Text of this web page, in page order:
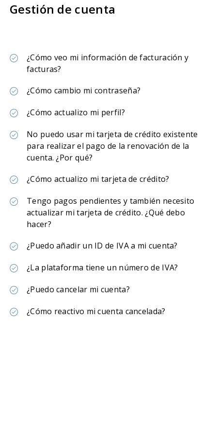
Gestión de cuenta
¿Cómo veo mi información de facturación y
facturas?
¿Cómo cambio mi contraseña?
¿Cómo actualizo mi perfil?
No puedo usar mi tarjeta de crédito existente
para realizar el pago de la renovación de la
cuenta. ¿Por qué?
¿Cómo actualizo mi tarjeta de crédito?
Tengo pagos pendientes y también necesito
actualizar mi tarjeta de crédito. ¿Qué debo
hacer?
¿Puedo añadir un ID de IVA a mi cuenta?
¿La plataforma tiene un número de IVA?
¿Puedo cancelar mi cuenta?
¿Cómo reactivo mi cuenta cancelada?